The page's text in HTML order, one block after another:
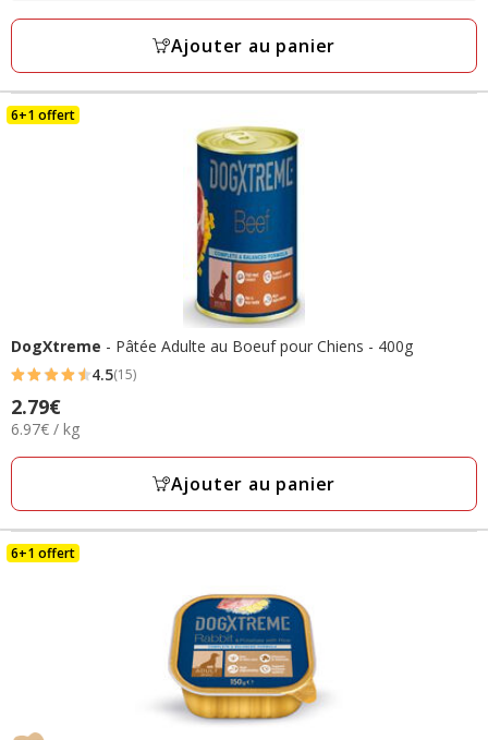
avis
à
Ajouter au panier
6+1 offert
DogXtreme - Pâtée Adulte au Boeuf pour Chiens - 400g
4.5
étoiles
avec
15
4.5(15)
Prix
2.79€
2.79€
6.97€
Kg
6.97€ / kg
Ajouter au panier
6+1 offert